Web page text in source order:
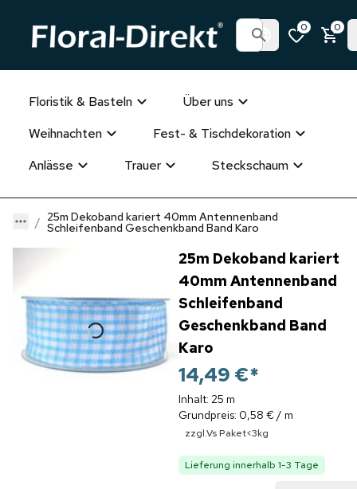
0 0
Floristik & Basteln
Über uns
Weihnachten
Fest- & Tischdekoration
Anlässe
Trauer Steckschaum
25m Dekoband kariert 40mm Antennenband
Schleifenband Geschenkband Band Karo
25m Dekoband kariert
40mm Antennenband
Schleifenband
Geschenkband Band
Karo
14,49 €*
Inhalt: 25 m
Grundpreis: 0,58 € / m
zzgl.Vs Paket<3kg
Lieferung innerhalb 1-3 Tage